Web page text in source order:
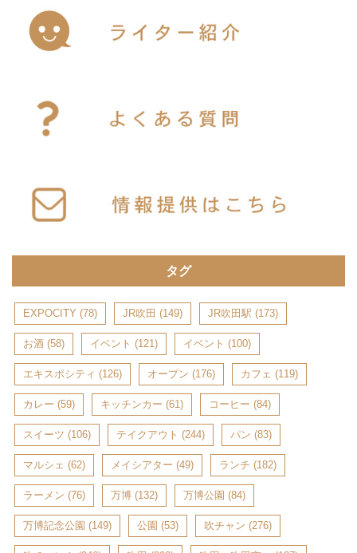
タグ
EXPOCITY (78) JR吹田 (149) JR吹田駅 (173)
お酒 (58) イベント (121) イベント (100)
エキスポシティ (126) オープン (176) カフェ (119)
カレー (59) キッチンカー (61) コーヒー (84)
スイーツ (106) テイクアウト (244) パン (83)
マルシェ (62) メイシアター (49) ランチ (182)
ラーメン (76) 万博 (132) 万博公園 (84)
万博記念公園 (149) 公園 (53) 吹チャン (276)